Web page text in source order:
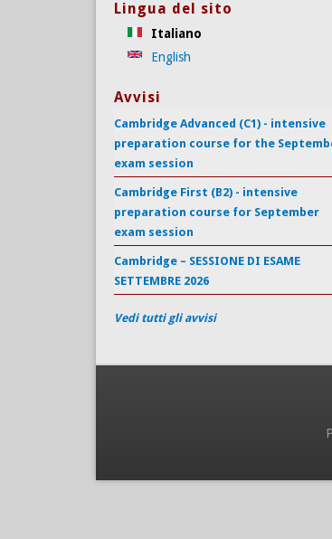
Lingua del sito
Italiano
English
Avvisi
Cambridge Advanced (C1) - intensive
preparation course for the
exam session
Cambridge First (B2) - intensive
preparation course for September
exam session
Cambridge – SESSIONE DI ESAME
SETTEMBRE 2026
Vedi tutti gli avvisi